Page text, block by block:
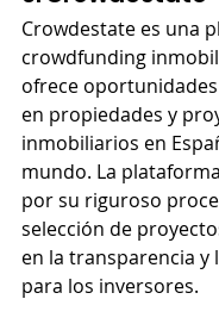
Crowdestate es una
crowdfunding
ofrece
en propiedades y
inmobiliarios en
mundo. La
por su riguroso
selección de
en la transparencia y
para los inversores.